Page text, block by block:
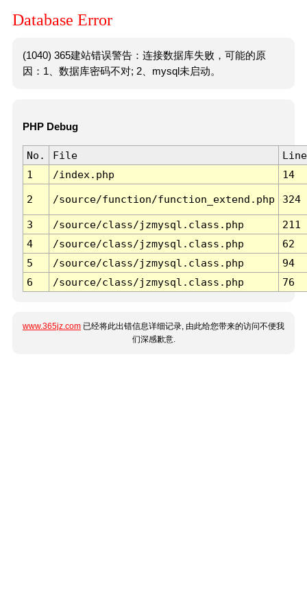
Database Error
(1040) 365建站错误警告：连接数据库失败，可能的原
因：1、数据库密码不对; 2、mysql未启动。
PHP Debug
No. File
Line
1
/index.php 14
2 /source/function/function_extend.php 324
3 /source/class/jzmysql.class.php
211
4
/source/class/jzmysql.class.php
62
5
/source/class/jzmysql.class.php
94
6
/source/class/jzmysql.class.php 76
www.365jz.com 已经将此出错信息详细记录, 由此给您带来的访问不便我
们深感歉意.